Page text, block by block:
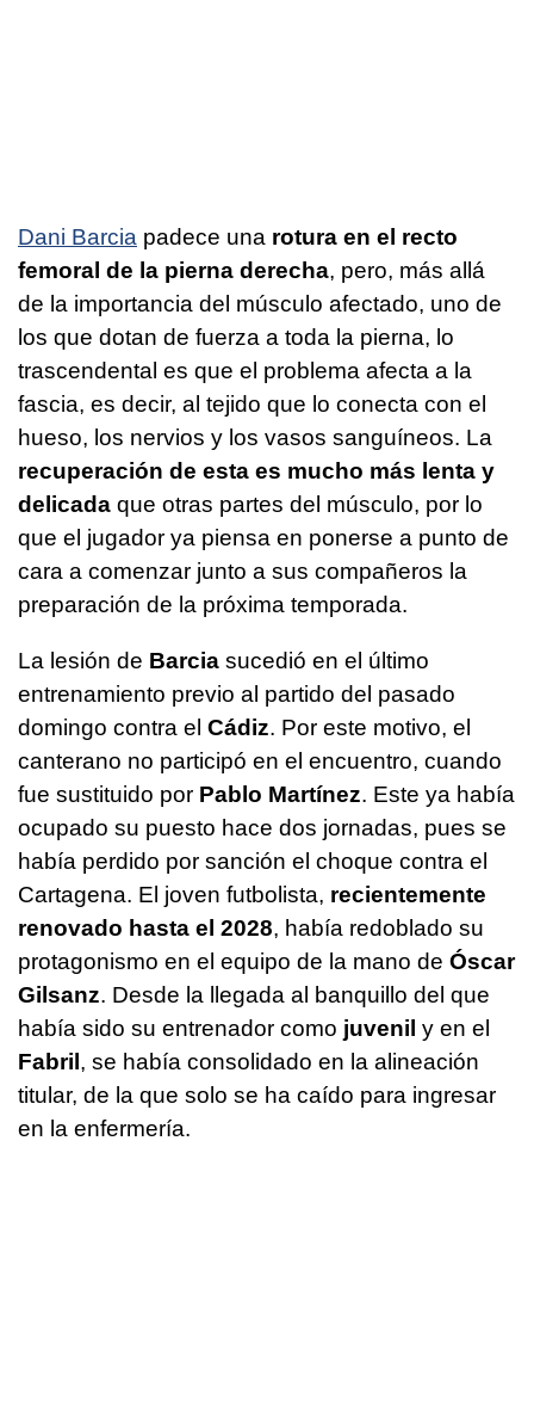
Dani Barcia padece una rotura en el recto
femoral de la pierna derecha, pero, más allá
de la importancia del músculo afectado, uno de
los que dotan de fuerza a toda la pierna, lo
trascendental es que el problema afecta a la
fascia, es decir, al tejido que lo conecta con el
hueso, los nervios y los vasos sanguíneos. La
recuperación de esta es mucho más lenta y
delicada que otras partes del músculo, por lo
que el jugador ya piensa en ponerse a punto de
cara a comenzar junto a sus compañeros la
preparación de la próxima temporada.
La lesión de Barcia sucedió en el último
entrenamiento previo al partido del pasado
domingo contra el Cádiz. Por este motivo, el
canterano no participó en el encuentro, cuando
fue sustituido por Pablo Martínez. Este ya había
ocupado su puesto hace dos jornadas, pues se
había perdido por sanción el choque contra el
Cartagena. El joven futbolista, recientemente
renovado hasta el 2028, había redoblado su
protagonismo en el equipo de la mano de Óscar
Gilsanz. Desde la llegada al banquillo del que
había sido su entrenador como juvenil y en el
Fabril, se había consolidado en la alineación
titular, de la que solo se ha caído para ingresar
en la enfermería.